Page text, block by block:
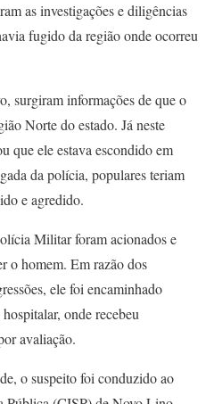
as investigações e diligências
fugido da região onde ocorreu
surgiram informações de que o
Norte do estado. Já neste
que ele estava escondido em
da polícia, populares teriam
e agredido.
Militar foram acionados e
o homem. Em razão dos
ele foi encaminhado
onde recebeu
avaliação.
o suspeito foi conduzido ao